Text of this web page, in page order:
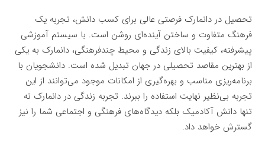
تحصیل در دانمارک فرصتی عالی برای کسب دانش، تجربه یک
فرهنگ متفاوت و ساختن آینده‌ای روشن است. با سیستم آموزشی
پیشرفته، کیفیت بالای زندگی و محیط چندفرهنگی، دانمارک به یکی
از بهترین مقاصد تحصیلی در جهان تبدیل شده است. دانشجویان با
برنامه‌ریزی مناسب و بهره‌گیری از امکانات موجود می‌توانند از این
تجربه بی‌نظیر نهایت استفاده را ببرند. تجربه زندگی در دانمارک نه
تنها دانش آکادمیک بلکه دیدگاه‌های فرهنگی و اجتماعی شما را نیز
گسترش خواهد داد.